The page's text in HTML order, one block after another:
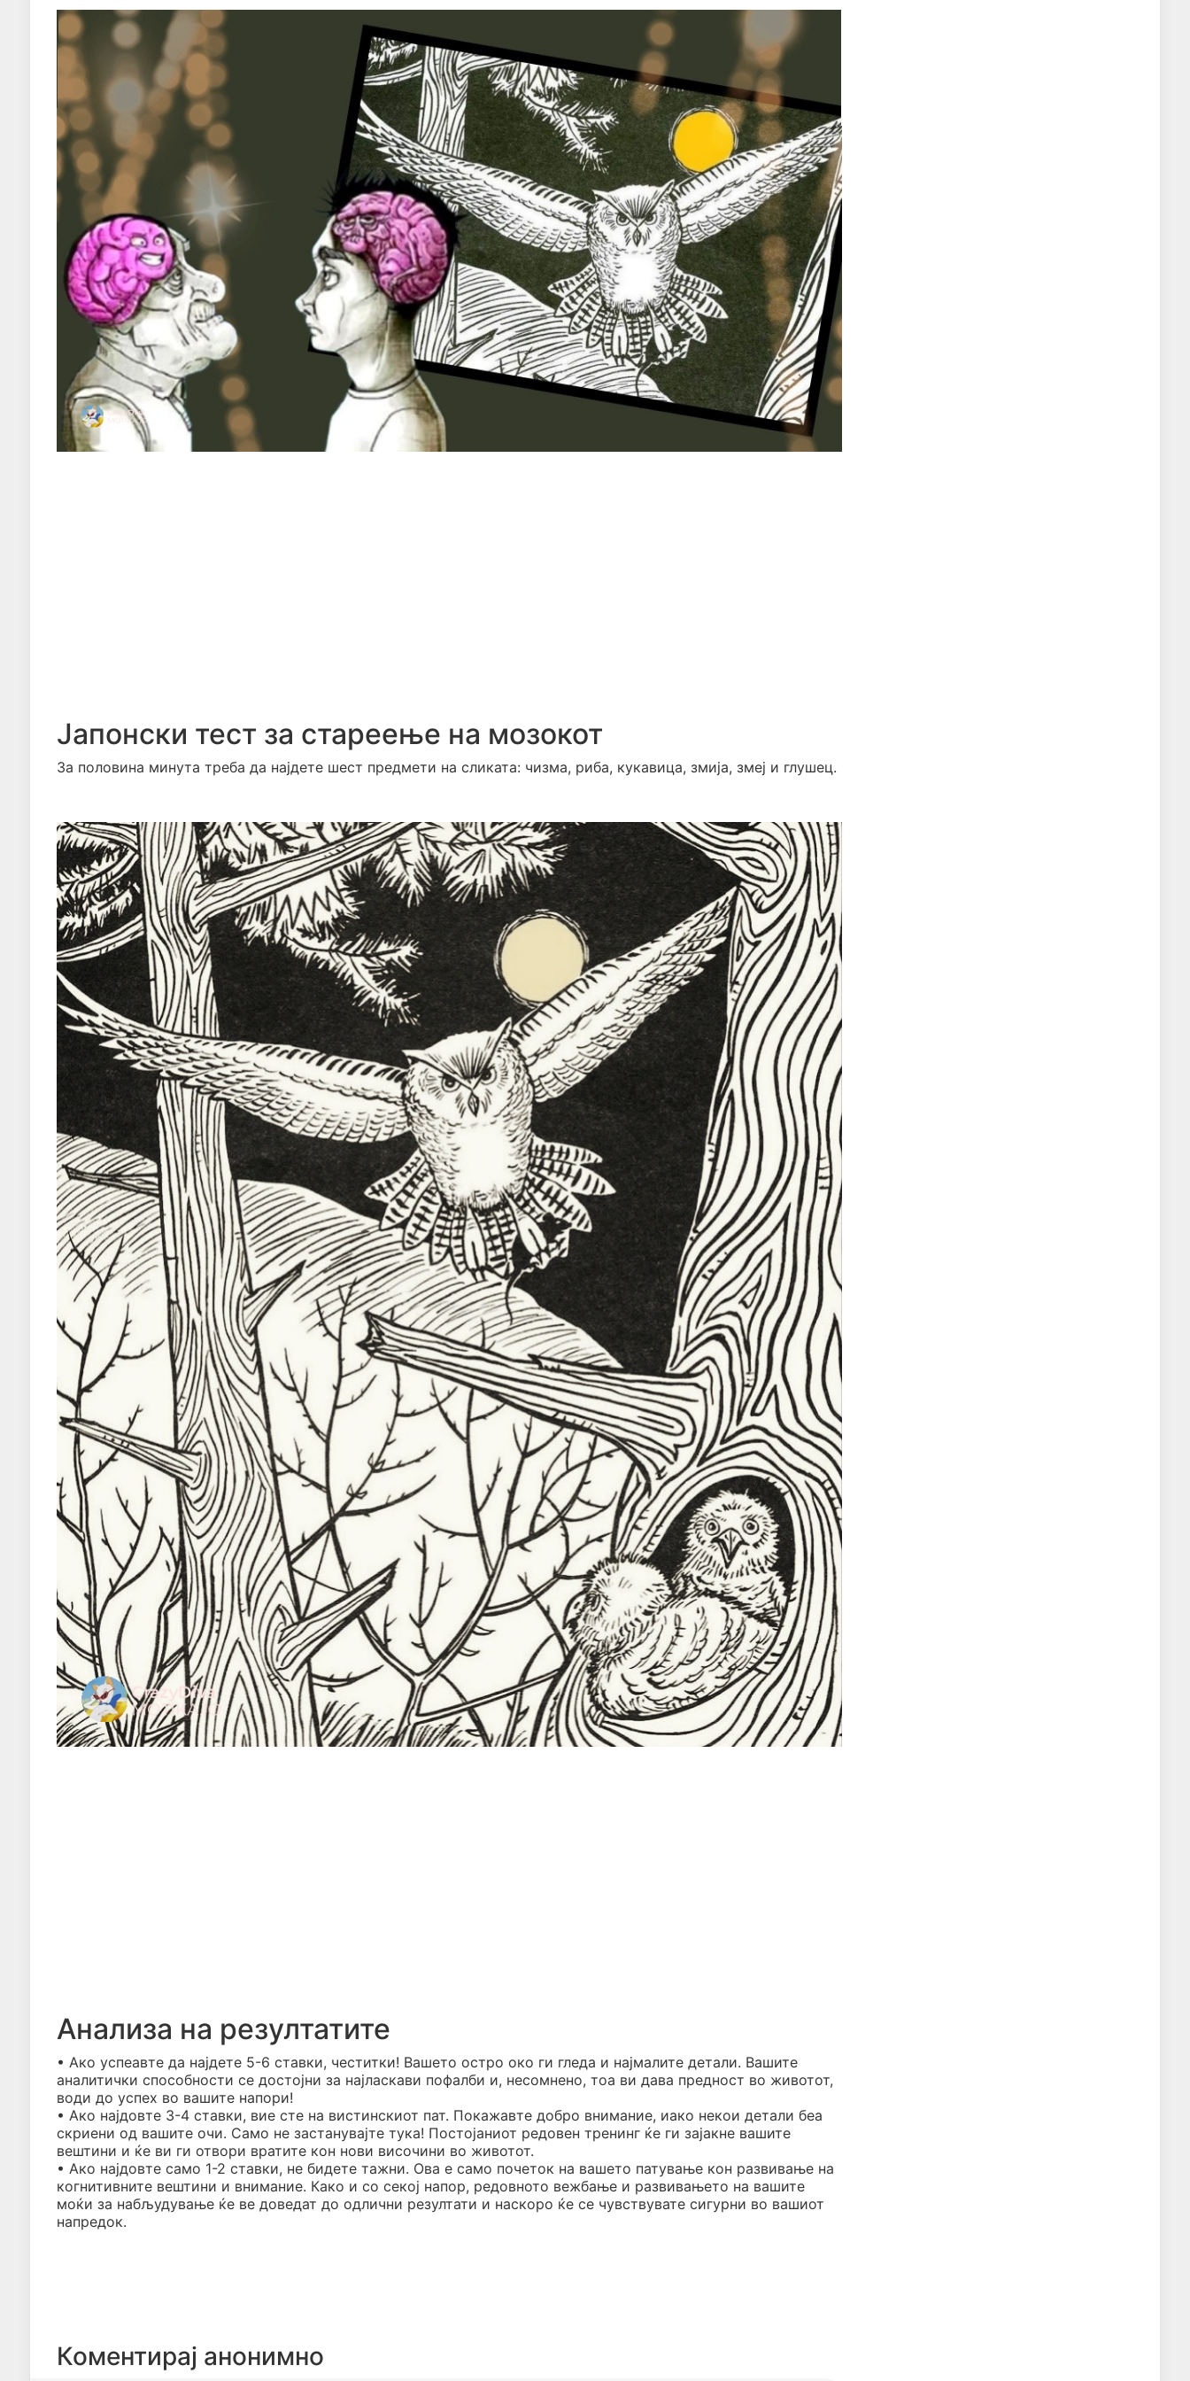
Јапонски тест за стареење на мозокот
За половина минута треба да најдете шест предмети на сликата: чизма, риба, кукавица, змија, змеј и глушец.
Анализа на резултатите
• Ако успеавте да најдете 5-6 ставки, честитки! Вашето остро око ги гледа и најмалите детали. Вашите
аналитички способности се достојни за најласкави пофалби и, несомнено, тоа ви дава предност во животот,
води до успех во вашите напори!
• Ако најдовте 3-4 ставки, вие сте на вистинскиот пат. Покажавте добро внимание, иако некои детали беа
скриени од вашите очи. Само не застанувајте тука! Постојаниот редовен тренинг ќе ги зајакне вашите
вештини и ќе ви ги отвори вратите кон нови височини во животот.
• Ако најдовте само 1-2 ставки, не бидете тажни. Ова е само почеток на вашето патување кон развивање на
когнитивните вештини и внимание. Како и со секој напор, редовното вежбање и развивањето на вашите
моќи за набљудување ќе ве доведат до одлични резултати и наскоро ќе се чувствувате сигурни во вашиот
напредок.
Коментирај анонимно